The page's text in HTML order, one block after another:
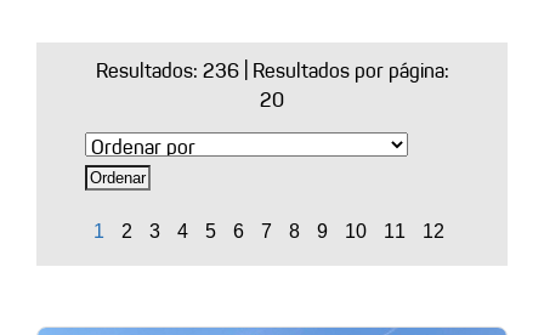
Resultados: 236| Resultados por página:
20